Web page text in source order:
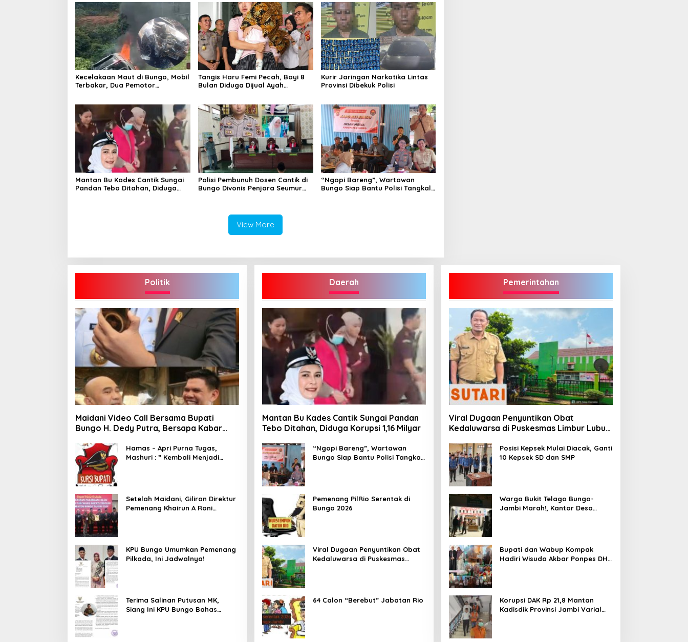
Kecelakaan Maut di Bungo, Mobil
Terbakar, Dua Pemotor
Tangis Haru Femi Pecah, Bayi 8
Bulan Diduga Dijual Ayah
Kurir Jaringan Narkotika Lintas
Provinsi Dibekuk Polisi
Mantan Bu Kades Cantik Sungai
Pandan Tebo Ditahan, Diduga
Polisi Pembunuh Dosen Cantik di
Bungo Divonis Penjara Seumur
“Ngopi Bareng”, Wartawan
Bungo Siap Bantu Polisi Tangkal
View More
Politik
Maidani Video Call Bersama Bupati
Bungo H. Dedy Putra, Bersapa Kabar
Hamas – Apri Purna Tugas,
Mashuri : ” Kembali Menjadi
Setelah Maidani, Giliran Direktur
Pemenang Khairun A Roni
KPU Bungo Umumkan Pemenang
Pilkada, Ini Jadwalnya!
Terima Salinan Putusan MK,
Siang Ini KPU Bungo Bahas
Daerah
Mantan Bu Kades Cantik Sungai Pandan
Tebo Ditahan, Diduga Korupsi 1,16 Milyar
“Ngopi Bareng”, Wartawan
Bungo Siap Bantu Polisi Tangkal
Pemenang PilRio Serentak di
Bungo 2026
Viral Dugaan Penyuntikan Obat
Kedaluwarsa di Puskesmas
64 Calon “Berebut” Jabatan Rio
Pemerintahan
Viral Dugaan Penyuntikan Obat
Kedaluwarsa di Puskesmas Limbur Lubuk
Masuk ke Tubuh PasienPosisi Kepsek Mulai Diacak, Ganti
10 Kepsek SD dan SMP
Warga Bukit Telago Bungo-
Jambi Marah!, Kantor Desa
Bupati dan Wabup Kompak
Hadiri Wisuda Akbar Ponpes DHA
Korupsi DAK Rp 21,8 Mantan
Kadisdik Provinsi Jambi Varial